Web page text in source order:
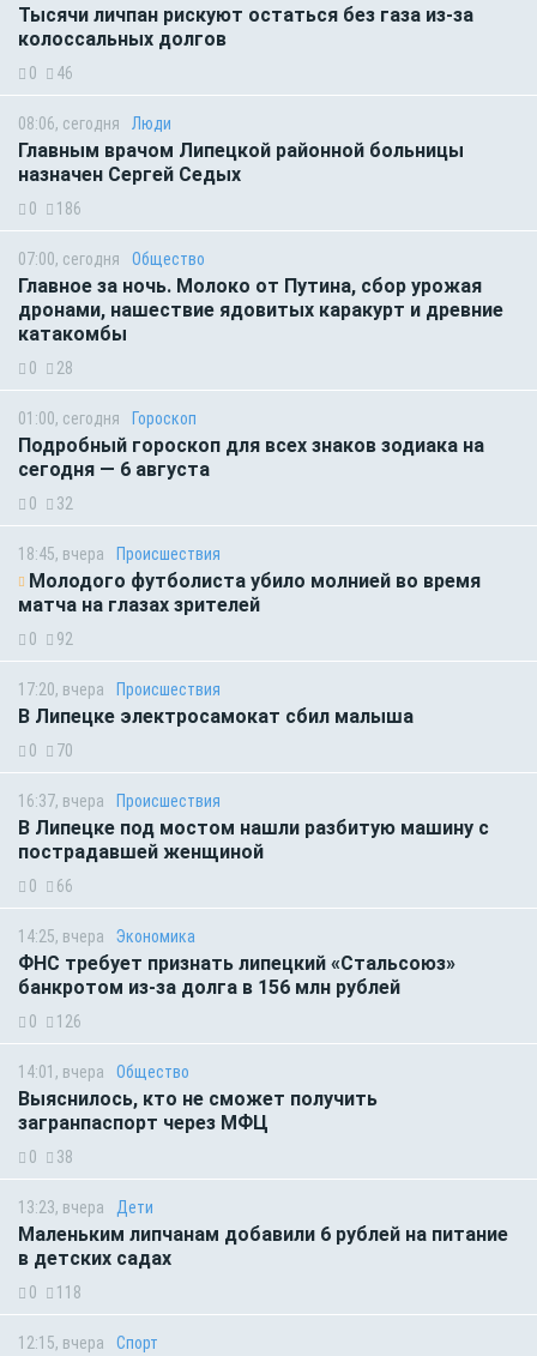
Тысячи личпан рискуют остаться без газа из-за
колоссальных долгов
0 46
08:06, сегодня Люди
Главным врачом Липецкой районной больницы
назначен Сергей Седых
0 186
07:00, сегодня Общество
Главное за ночь. Молоко от Путина, сбор урожая
дронами, нашествие ядовитых каракурт и древние
катакомбы
0 28
01:00, сегодня Гороскоп
Подробный гороскоп для всех знаков зодиака на
сегодня — 6 августа
0 32
18:45, вчера Происшествия
Молодого футболиста убило молнией во время
матча на глазах зрителей
0 92
17:20, вчера Происшествия
В Липецке электросамокат сбил малыша
0 70
16:37, вчера Происшествия
В Липецке под мостом нашли разбитую машину с
пострадавшей женщиной
0 66
14:25, вчера Экономика
ФНС требует признать липецкий «Стальсоюз»
банкротом из-за долга в 156 млн рублей
0 126
14:01, вчера Общество
Выяснилось, кто не сможет получить
загранпаспорт через МФЦ
0 38
13:23, вчера Дети
Маленьким липчанам добавили 6 рублей на питание
в детских садах
0 118
12:15, вчера Спорт